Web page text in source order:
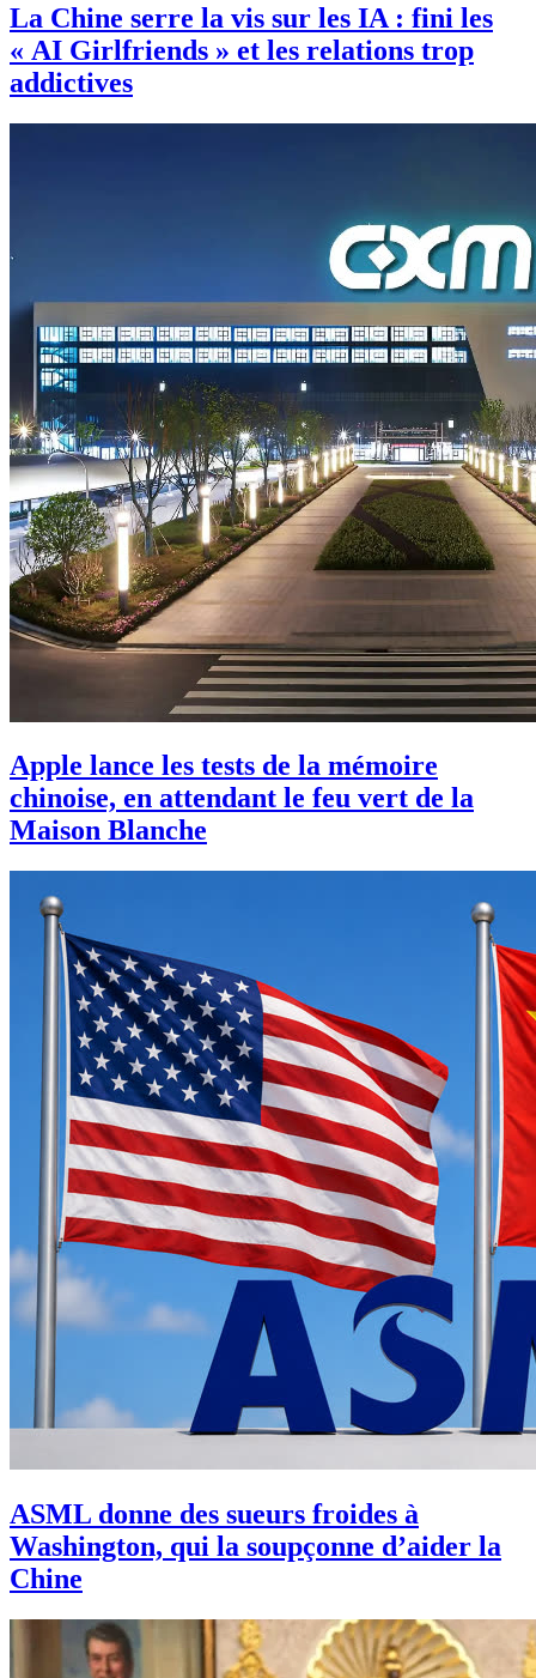
La Chine serre la vis sur les IA : fini les
« AI Girlfriends » et les relations trop
addictives
Apple lance les tests de la mémoire
chinoise, en attendant le feu vert de la
Maison Blanche
ASML donne des sueurs froides à
Washington, qui la soupçonne d’aider la
Chine